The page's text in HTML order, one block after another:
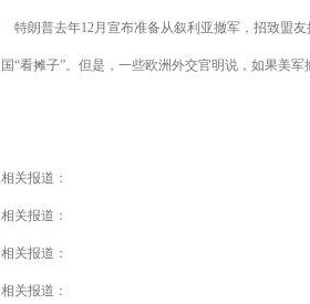
特朗普去年12月宣布准备从叙利亚撤军，招致盟
国“看摊子”。但是，一些欧洲外交官明说，如果美军
相关报道：
相关报道：
相关报道：
相关报道：